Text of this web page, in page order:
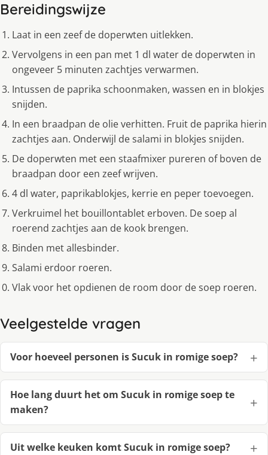
Bereidingswijze
Laat in een zeef de doperwten uitlekken.
Vervolgens in een pan met 1 dl water de doperwten in
ongeveer 5 minuten zachtjes verwarmen.
Intussen de paprika schoonmaken, wassen en in blokjes
snijden.
In een braadpan de olie verhitten. Fruit de paprika hierin
zachtjes aan. Onderwijl de salami in blokjes snijden.
De doperwten met een staafmixer pureren of boven de
braadpan door een zeef wrijven.
4 dl water, paprikablokjes, kerrie en peper toevoegen.
Verkruimel het bouillontablet erboven. De soep al
roerend zachtjes aan de kook brengen.
Binden met allesbinder.
Salami erdoor roeren.
Vlak voor het opdienen de room door de soep roeren.
Veelgestelde vragen
Voor hoeveel personen is Sucuk in romige soep?
Hoe lang duurt het om Sucuk in romige soep te
maken?
Uit welke keuken komt Sucuk in romige soep?